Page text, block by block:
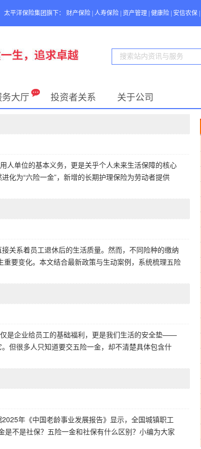
太平洋保险集团旗下： 财产保险 人寿保险 资产管理 健康险 安信农保
务大厅 投资者关系 关于公司
人单位的基本义务，更是关乎个人未来生活保障的核心
化为“六险一金”，新增的长期护理保险为劳动者提供
关系着员工退休后的生活质量。然而，不同险种的缴纳
要变化。本文结合最新政策与生动案例，系统梳理五险
是企业给员工的基础福利，更是我们生活的安全垫——
但很多人只知道要交五险一金，却不清楚具体包含什
年《中国老龄事业发展报告》显示，全国城镇职工
是不是社保？五险一金和社保有什么区别？小编为大家